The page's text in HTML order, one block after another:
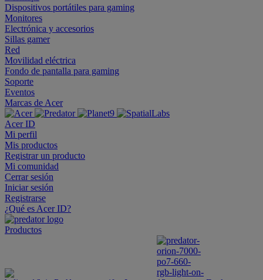
Dispositivos portátiles para gaming
Monitores
Electrónica y accesorios
Sillas gamer
Red
Movilidad eléctrica
Fondo de pantalla para gaming
Soporte
Eventos
Marcas de Acer
Acer ID
Mi perfil
Mis productos
Registrar un producto
Mi comunidad
Cerrar sesión
Iniciar sesión
Registrarse
¿Qué es Acer ID?
Productos